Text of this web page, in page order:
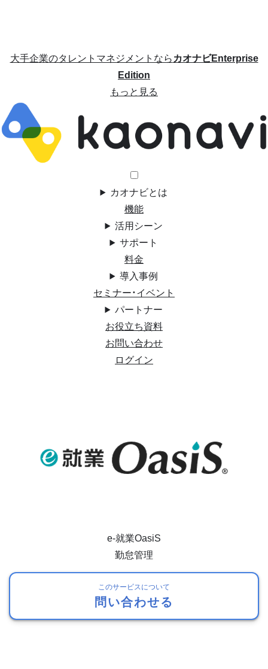
大手企業のタレントマネジメントならカオナビEnterprise
Edition
もっと見る
カオナビとは
機能
活用シーン
サポート
料金
導入事例
セミナー・イベント
パートナー
お役立ち資料
お問い合わせ
ログイン
e-就業OasiS
勤怠管理
このサービスについて
問い合わせる